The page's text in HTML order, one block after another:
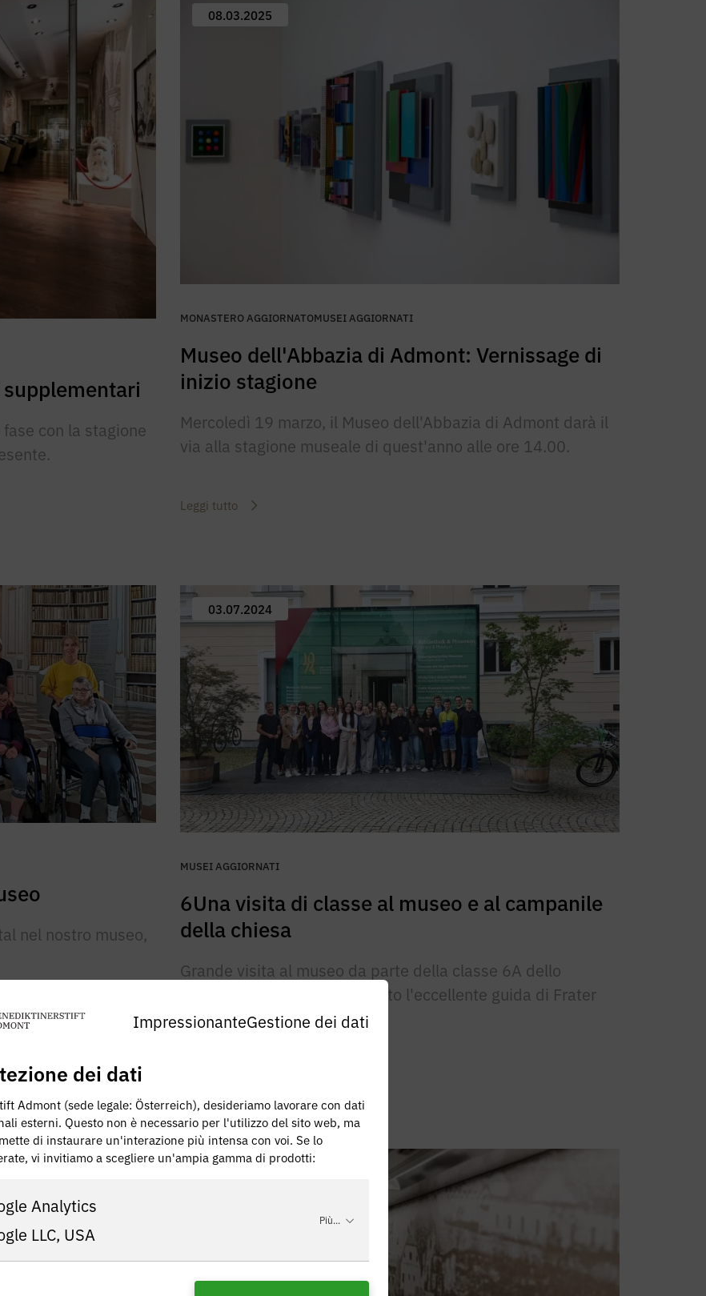
con la stagione
08.03.2025
MONASTERO AGGIORNATOMUSEI AGGIORNATI
Museo dell'Abbazia di Admont: Vernissage di
inizio stagione
Mercoledì 19 marzo, il Museo dell'Abbazia di Admont darà il
via alla stagione museale di quest'anno alle ore 14.00.
Leggi tutto
nel nostro museo,
03.07.2024
MUSEI AGGIORNATI
6Una visita di classe al museo e al campanile
della chiesa
Grande visita al museo da parte della classe 6A dello
Stiftsgymnasium Admont sotto l'eccellente guida di Frater
Benedikt.
ImpressionanteGestione dei dati
dei dati
Admont (sede legale: Österreich), desideriamo lavorare con dati
esterni. Questo non è necessario per l'utilizzo del sito web, ma
di instaurare un'interazione più intensa con voi. Se lo
vi invitiamo a scegliere un'ampia gamma di prodotti:
Analytics
LLC, USA
Più...